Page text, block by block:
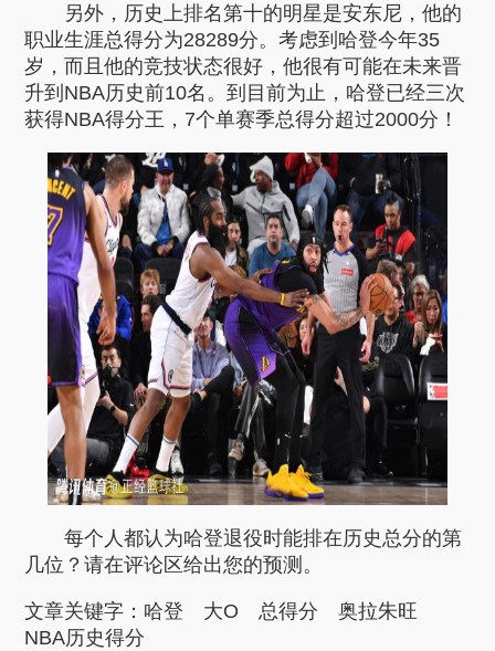
另外，历史上排名第十的明星是安东尼，他的
职业生涯总得分为28289分。考虑到哈登今年35
岁，而且他的竞技状态很好，他很有可能在未来晋
升到NBA历史前10名。到目前为止，哈登已经三次
获得NBA得分王，7个单赛季总得分超过2000分！
每个人都认为哈登退役时能排在历史总分的第
几位？请在评论区给出您的预测。
文章关键字： 哈登 大O 总得分
奥拉朱旺
NBA历史得分